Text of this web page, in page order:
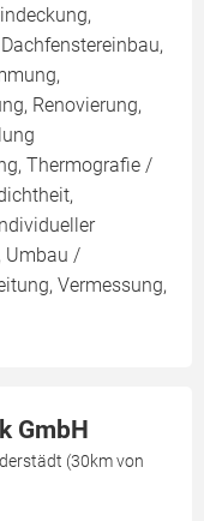
Renovierung,
Thermografie /
Umbau /
Vermessung,
GmbH
(30km von